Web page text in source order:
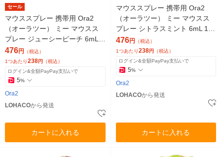
セール
マウススプレー 携帯用 Ora2
（オーラツー） ミー マウスス
プレー ジューシーピーチ 6mL 1
セット（2本）サンスター 口臭
トラベル
476円 （税込）
1つあたり238円 （税込）
ログイン&全額PayPay支払いで
5%
Ora2
LOHACOから発送
カートに入れる
マウススプレー 携帯用 Ora2
（オーラツー） ミー マウスス
プレー シトラスミント 6mL 1セ
ット（2本） サンスター 口臭 ト
ラベル
476円 （税込）
1つあたり238円 （税込）
ログイン&全額PayPay支払いで
5%
Ora2
LOHACOから発送
カートに入れる